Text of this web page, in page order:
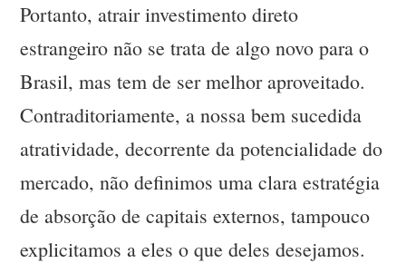
Portanto, atrair investimento direto
estrangeiro não se trata de algo novo para o
Brasil, mas tem de ser melhor aproveitado.
Contraditoriamente, a nossa bem sucedida
atratividade, decorrente da potencialidade do
mercado, não definimos uma clara estratégia
de absorção de capitais externos, tampouco
explicitamos a eles o que deles desejamos.